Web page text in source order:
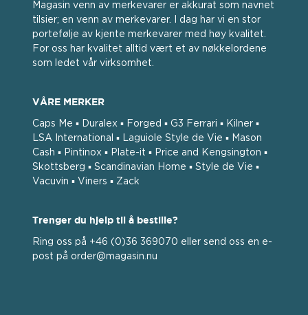
Magasin venn av merkevarer er akkurat som navnet
tilsier; en venn av merkevarer. I dag har vi en stor
portefølje av kjente merkevarer med høy kvalitet.
For oss har kvalitet alltid vært et av nøkkelordene
som ledet vår virksomhet.
VÅRE MERKER
Caps Me ▪ Duralex ▪ Forged ▪ G3 Ferrari ▪ Kilner ▪
LSA International ▪ Laguiole Style de Vie ▪ Mason
Cash ▪ Pintinox ▪ Plate-it ▪ Price and Kengsington ▪
Skottsberg ▪ Scandinavian Home ▪ Style de Vie ▪
Vacuvin ▪ Viners ▪ Zack
Trenger du hjelp til å bestille?
Ring oss på +46 (0)36 369070 eller send oss ​​en e-
post på order@magasin.nu